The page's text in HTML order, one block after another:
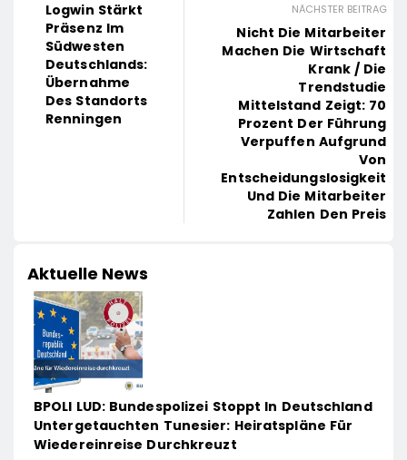
Logwin Stärkt
Präsenz Im
Südwesten
Deutschlands:
Übernahme
Des Standorts
Renningen
NÄCHSTER BEITRAG
Nicht Die Mitarbeiter
Machen Die Wirtschaft
Krank / Die
Trendstudie
Mittelstand Zeigt: 70
Prozent Der Führung
Verpuffen Aufgrund
Von
Entscheidungslosigkeit
Und Die Mitarbeiter
Zahlen Den Preis
Aktuelle News
BPOLI LUD: Bundespolizei Stoppt In Deutschland
Untergetauchten Tunesier: Heiratspläne Für
Wiedereinreise Durchkreuzt